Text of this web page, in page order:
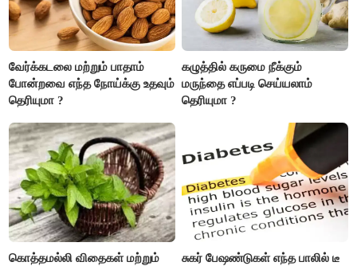
வேர்க்கடலை மற்றும் பாதாம்
போன்றவை எந்த நோய்க்கு உதவும்
தெரியுமா ?
கழுத்தில் கருமை நீக்கும்
மருந்தை எப்படி செய்யலாம்
தெரியுமா ?
கொத்தமல்லி விதைகள் மற்றும்
சுகர் பேஷண்டுகள் எந்த பாலில் டீ